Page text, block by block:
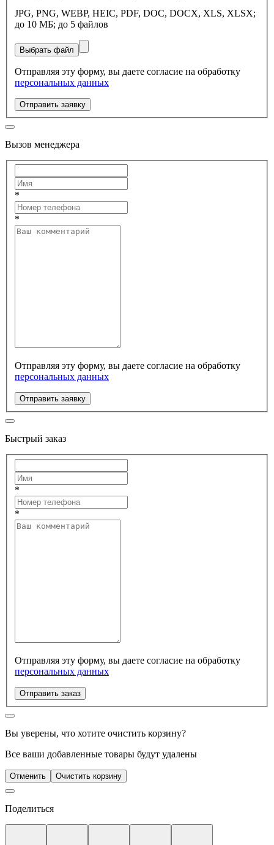
JPG, PNG, WEBP, HEIC, PDF, DOC, DOCX, XLS, XLSX;
до 10 МБ; до 5 файлов
Выбрать файл
Отправляя эту форму, вы даете согласие на обработку
персональных данных
Отправить заявку
Вызов менеджера
*
*
Отправляя эту форму, вы даете согласие на обработку
персональных данных
Отправить заявку
Быстрый заказ
*
*
Отправляя эту форму, вы даете согласие на обработку
персональных данных
Отправить заказ
Вы уверены, что хотите очистить корзину?
Все ваши добавленные товары будут удалены
Отменить Очистить корзину
Поделиться